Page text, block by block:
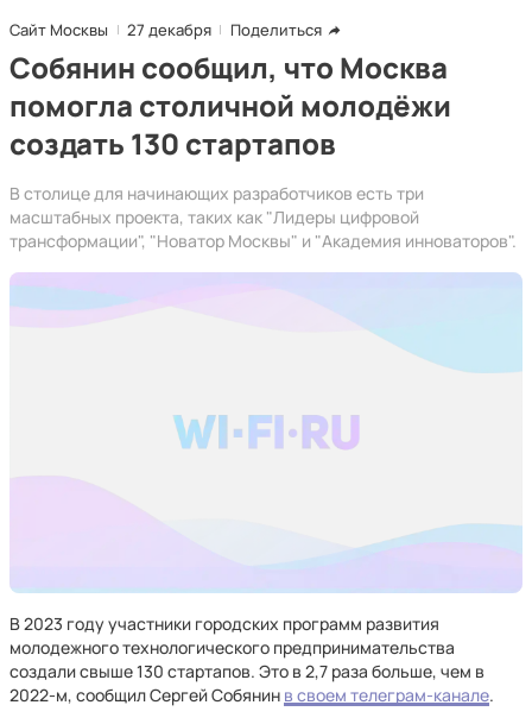
Сайт Москвы 27 декабря Поделиться
Собянин сообщил, что Москва
помогла столичной молодёжи
создать 130 стартапов
В столице для начинающих разработчиков есть три
масштабных проекта, таких как "Лидеры цифровой
трансформации", "Новатор Москвы" и "Академия инноваторов".
В 2023 году участники городских программ развития
молодежного технологического предпринимательства
создали свыше 130 стартапов. Это в 2,7 раза больше, чем в
2022-м, сообщил Сергей Собянин в своем телеграм-канале.